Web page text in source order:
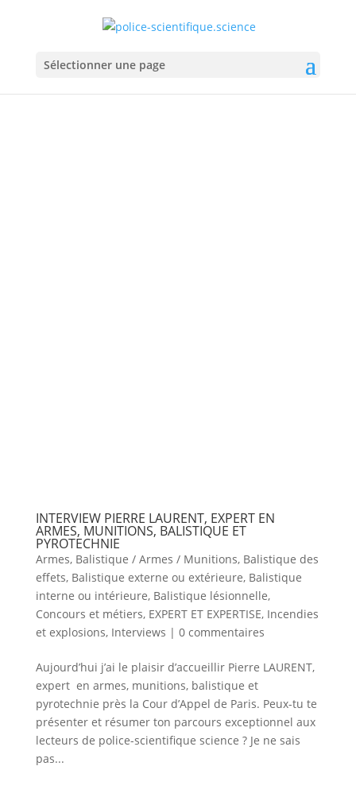
Sélectionner une page
INTERVIEW PIERRE LAURENT, EXPERT EN
ARMES, MUNITIONS, BALISTIQUE ET
PYROTECHNIE
Armes, Balistique / Armes / Munitions, Balistique des
effets, Balistique externe ou extérieure, Balistique
interne ou intérieure, Balistique lésionnelle,
Concours et métiers, EXPERT ET EXPERTISE, Incendies
et explosions, Interviews | 0 commentaires
Aujourd’hui j’ai le plaisir d’accueillir Pierre LAURENT,
expert en armes, munitions, balistique et
pyrotechnie près la Cour d’Appel de Paris. Peux-tu te
présenter et résumer ton parcours exceptionnel aux
lecteurs de police-scientifique science ? Je ne sais
pas...